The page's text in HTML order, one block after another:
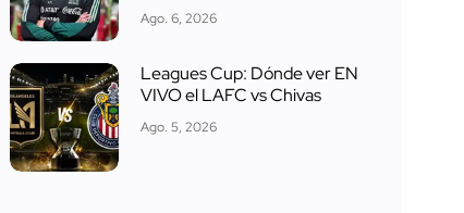
Ago. 6, 2026
Leagues Cup: Dónde ver EN
VIVO el LAFC vs Chivas
Ago. 5, 2026